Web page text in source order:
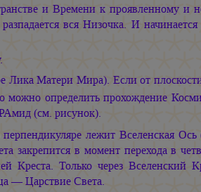
и Времени к проявленному и
вся Низочка. И начинается
Лика Матери Мира). Если от
можно определить прохождение
(см. рисунок).
лежит Вселенская
закрепится в момент перехода в
Креста. Только через Вселенский
— Царствие Света.